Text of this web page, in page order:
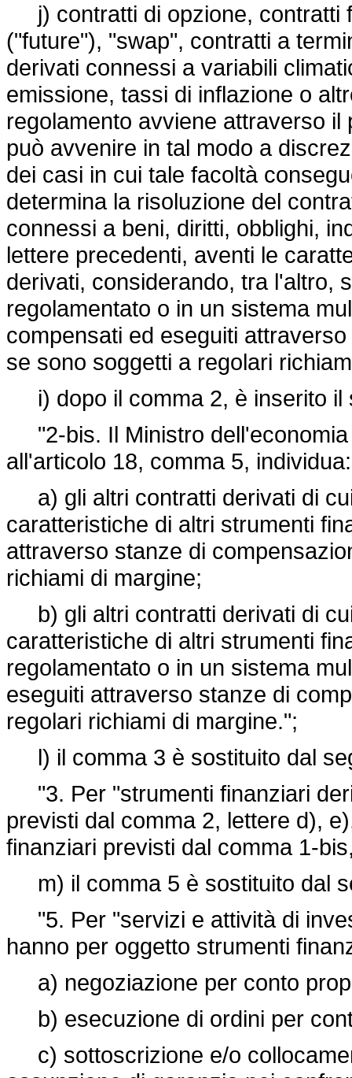
j) contratti di opzione, contratti
("future"), "swap", contratti a
derivati connessi a variabili
emissione, tassi di inflazione o
regolamento avviene attraverso
può avvenire in tal modo a
dei casi in cui tale facoltà
determina la risoluzione del
connessi a beni, diritti, obblighi,
lettere precedenti, aventi le
derivati, considerando, tra l'altro,
regolamentato o in un sistema
compensati ed eseguiti
se sono soggetti a regolari
i) dopo il comma 2, è inserito il
"2-bis. Il Ministro dell'economia
all'articolo 18, comma 5, individua:
a) gli altri contratti derivati di
caratteristiche di altri strumenti
attraverso stanze di
richiami di margine;
b) gli altri contratti derivati di
caratteristiche di altri strumenti
regolamentato o in un sistema
eseguiti attraverso stanze di
regolari richiami di margine.";
l) il comma 3 è sostituito dal
"3. Per "strumenti finanziari
previsti dal comma 2, lettere d),
finanziari previsti dal comma 1-
m) il comma 5 è sostituito dal
"5. Per "servizi e attività di
hanno per oggetto strumenti
a) negoziazione per conto
b) esecuzione di ordini per
c) sottoscrizione e/o